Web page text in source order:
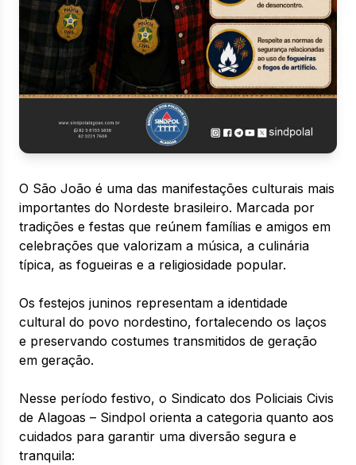
O São João é uma das manifestações culturais mais
importantes do Nordeste brasileiro. Marcada por
tradições e festas que reúnem famílias e amigos em
celebrações que valorizam a música, a culinária
típica, as fogueiras e a religiosidade popular.
Os festejos juninos representam a identidade
cultural do povo nordestino, fortalecendo os laços
e preservando costumes transmitidos de geração
em geração.
Nesse período festivo, o Sindicato dos Policiais Civis
de Alagoas – Sindpol orienta a categoria quanto aos
cuidados para garantir uma diversão segura e
tranquila: